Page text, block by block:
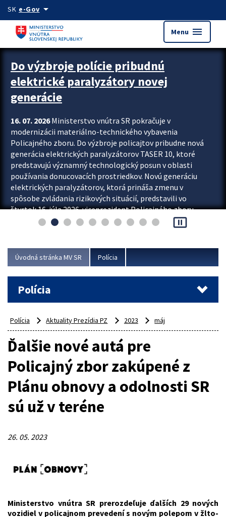
Preskocit na hlavný obsah
SK e-Govarrow_drop_down
Menu menu
Zastavit automatický posun upútavok
Do výzbroje polície pribudnú
elektrické paralyzátory novej
generácie
16. 07. 2026Ministerstvo vnútra SR pokračuje v
modernizácii materiálno-technického vybavenia
Policajného zboru. Do výzbroje policajtov pribudne nová
generácia elektrických paralyzátorov TASER 10, ktoré
predstavujú významný technologický posun v oblasti
používania donucovacích prostriedkov. Novú generáciu
elektrických paralyzátorov, ktorá prináša zmenu v
spôsobe zvládania rizikových situácií, predstavili vo
štvrtok 16. júla 2026 viceprezident Policajného zboru
Rastislav Polakovič a riaditeľ odboru výcviku...
pause_presentation
Úvodná stránka MV SR Polícia
Polícia
Polícia Aktuality Prezídia PZ 2023 máj
Ďalšie nové autá pre
Policajný zbor zakúpené z
Plánu obnovy a odolnosti SR
sú už v teréne
26. 05. 2023
Ministerstvo vnútra SR prerozdeľuje ďalších 29 nových
vozidiel v policajnom prevedení s novým polepom v žlto-